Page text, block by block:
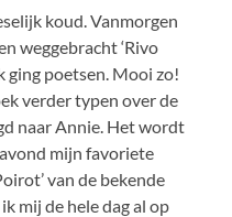
koud. Vanmorgen
weggebracht ‘Rivo
ging poetsen. Mooi zo!
verder typen over de
naar Annie. Het wordt
mijn favoriete
van de bekende
mij de hele dag al op